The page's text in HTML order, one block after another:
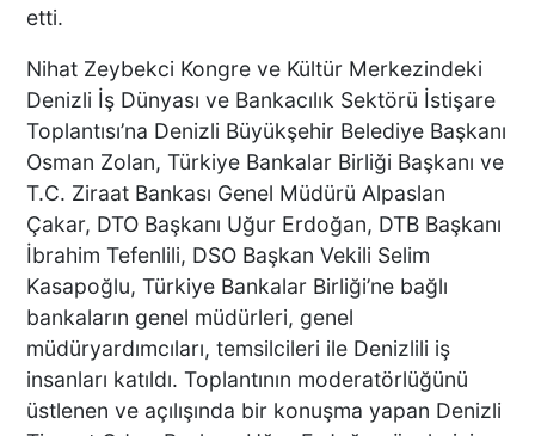
DENİZLİ’DE YAĞMUR
TRAFİĞİ BU HALE GETİRDİ
DENİZLİ BAROSU VE
AVUKATLARIN
İŞYERLERİNDE ARAMA
YAPILIYOR
etti.
Nihat Zeybekci Kongre ve Kültür Merkezindeki
Denizli İş Dünyası ve Bankacılık Sektörü İstişare
Toplantısı’na Denizli Büyükşehir Belediye Başkanı
Osman Zolan, Türkiye Bankalar Birliği Başkanı ve
T.C. Ziraat Bankası Genel Müdürü Alpaslan
Çakar, DTO Başkanı Uğur Erdoğan, DTB Başkanı
İbrahim Tefenlili, DSO Başkan Vekili Selim
Kasapoğlu, Türkiye Bankalar Birliği’ne bağlı
bankaların genel müdürleri, genel
müdüryardımcıları, temsilcileri ile Denizlili iş
insanları katıldı. Toplantının moderatörlüğünü
üstlenen ve açılışında bir konuşma yapan Denizli